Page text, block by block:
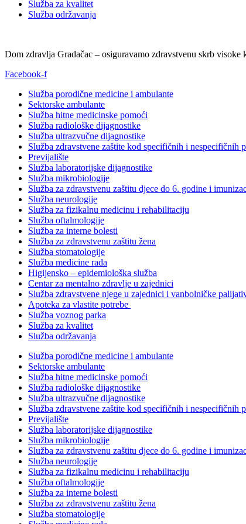
Služba za kvalitet
Služba održavanja
Dom zdravlja Gradačac – osiguravamo zdravstvenu skrb
Facebook-f
Služba porodične medicine i ambulante
Sektorske ambulante
Služba hitne medicinske pomoći
Služba radiološke dijagnostike
Služba ultrazvučne dijagnostike
Služba zdravstvene zaštite kod specifičnih i nespecifičnih
Previjalište
Služba laboratorijske dijagnostike
Služba mikrobiologije
Služba za zdravstvenu zaštitu djece do 6. godine i
Služba neurologije
Služba za fizikalnu medicinu i rehabilitaciju
Služba oftalmologije
Služba za interne bolesti
Služba za zdravstvenu zaštitu žena
Služba stomatologije
Služba medicine rada
Higijensko – epidemiološka služba
Centar za mentalno zdravlje u zajednici
Služba zdravstvene njege u zajednici i vanbolničke
Apoteka za vlastite potrebe
Služba voznog parka
Služba za kvalitet
Služba održavanja
Služba porodične medicine i ambulante
Sektorske ambulante
Služba hitne medicinske pomoći
Služba radiološke dijagnostike
Služba ultrazvučne dijagnostike
Služba zdravstvene zaštite kod specifičnih i nespecifičnih
Previjalište
Služba laboratorijske dijagnostike
Služba mikrobiologije
Služba za zdravstvenu zaštitu djece do 6. godine i
Služba neurologije
Služba za fizikalnu medicinu i rehabilitaciju
Služba oftalmologije
Služba za interne bolesti
Služba za zdravstvenu zaštitu žena
Služba stomatologije